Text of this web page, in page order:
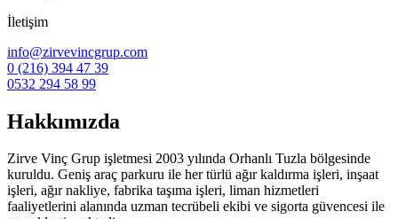
İletişim
info@zirvevincgrup.com
0 (216) 394 47 39
0532 294 58 99
Hakkımızda
Zirve Vinç Grup işletmesi 2003 yılında Orhanlı Tuzla bölgesinde
kuruldu. Geniş araç parkuru ile her türlü ağır kaldırma işleri, inşaat
işleri, ağır nakliye, fabrika taşıma işleri, liman hizmetleri
faaliyetlerini alanında uzman tecrübeli ekibi ve sigorta güvencesi ile